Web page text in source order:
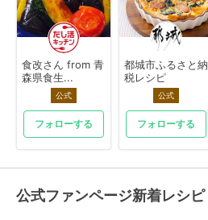
食改さん from 青
森県食生...
公式
フォローする
都城市ふるさと納
税レシピ
公式
フォローする
公式ファンページ新着レシピ